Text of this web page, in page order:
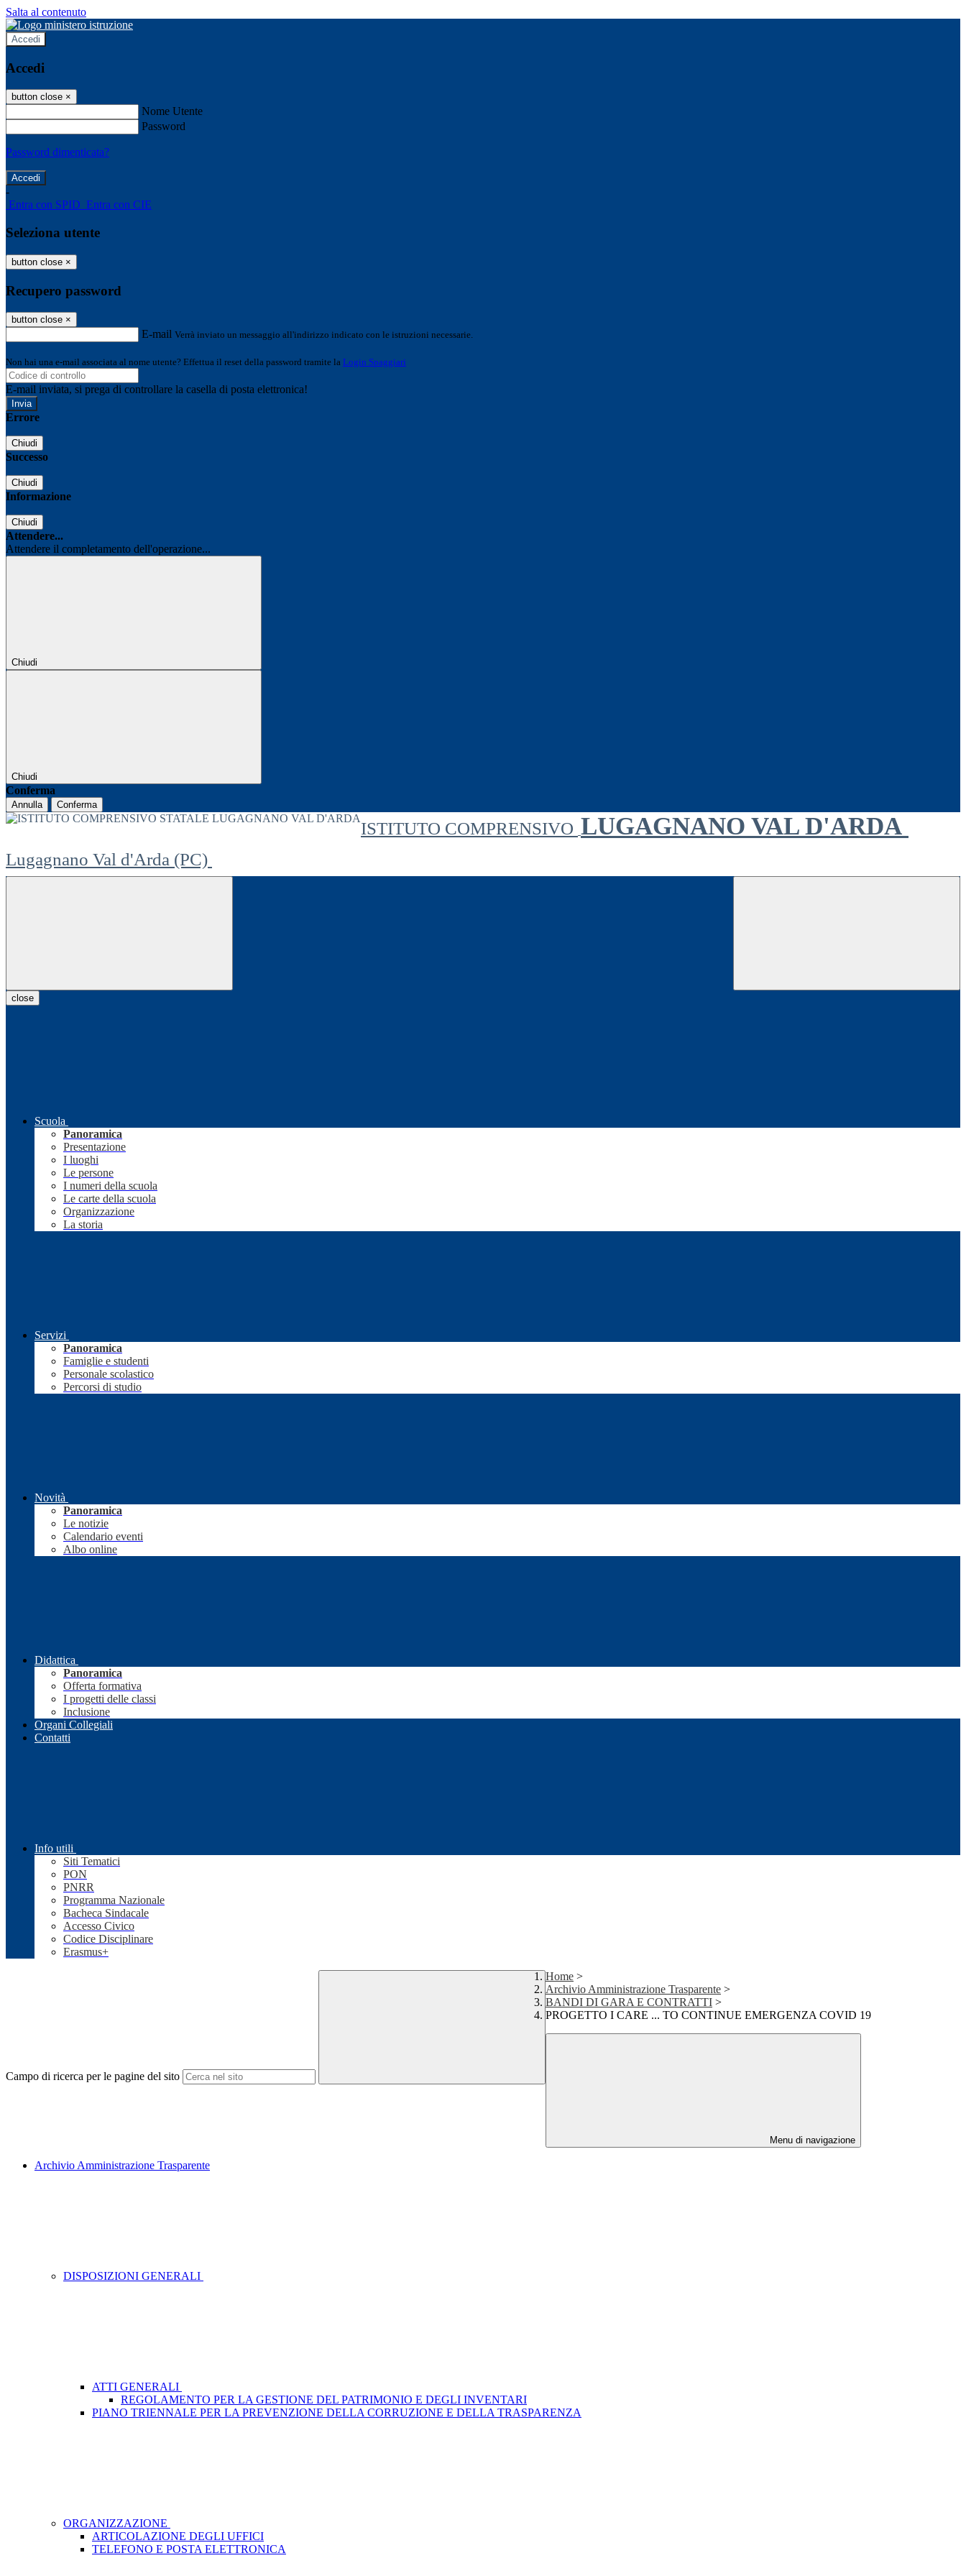
Salta al contenuto
Accedi
Accedi
button close ×
Nome Utente
Password
Password dimenticata?
-
Entra con SPID Entra con CIE
Seleziona utente
button close ×
Recupero password
button close ×
E-mail Verrà inviato un messaggio all'indirizzo indicato con le istruzioni necessarie.
Non hai una e-mail associata al nome utente? Effettua il reset della password tramite la Login Spaggiari
E-mail inviata, si prega di controllare la casella di posta elettronica!
Errore
Chiudi
Successo
Chiudi
Informazione
Chiudi
Attendere...
Attendere il completamento dell'operazione...
Chiudi
Chiudi
Conferma
Annulla Conferma
ISTITUTO COMPRENSIVO LUGAGNANO VAL D'ARDA
Lugagnano Val d'Arda (PC)
close
Scuola
Panoramica
Presentazione
I luoghi
Le persone
I numeri della scuola
Le carte della scuola
Organizzazione
La storia
Servizi
Panoramica
Famiglie e studenti
Personale scolastico
Percorsi di studio
Novità
Panoramica
Le notizie
Calendario eventi
Albo online
Didattica
Panoramica
Offerta formativa
I progetti delle classi
Inclusione
Organi Collegiali
Contatti
Info utili
Siti Tematici
PON
PNRR
Programma Nazionale
Bacheca Sindacale
Accesso Civico
Codice Disciplinare
Erasmus+
Campo di ricerca per le pagine del sito
Home >
Archivio Amministrazione Trasparente >
BANDI DI GARA E CONTRATTI >
PROGETTO I CARE ... TO CONTINUE EMERGENZA COVID 19
Menu di navigazione
Archivio Amministrazione Trasparente
DISPOSIZIONI GENERALI
ATTI GENERALI
REGOLAMENTO PER LA GESTIONE DEL PATRIMONIO E DEGLI INVENTARI
PIANO TRIENNALE PER LA PREVENZIONE DELLA CORRUZIONE E DELLA TRASPARENZA
ORGANIZZAZIONE
ARTICOLAZIONE DEGLI UFFICI
TELEFONO E POSTA ELETTRONICA